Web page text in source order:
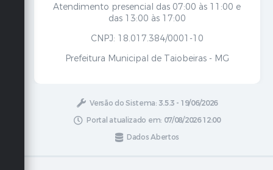
Atendimento presencial das 07:00 às 11:00 e
das 13:00 às 17:00
CNPJ: 18.017.384/0001-10
Prefeitura Municipal de Taiobeiras - MG
Versão do Sistema: 3.5.3 - 19/06/2026
Portal atualizado em: 07/08/2026 12:00
Dados Abertos